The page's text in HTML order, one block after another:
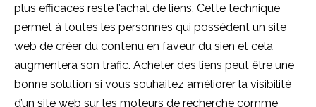
plus efficaces reste l’achat de liens. Cette technique
permet à toutes les personnes qui possèdent un site
web de créer du contenu en faveur du sien et cela
augmentera son trafic. Acheter des liens peut être une
bonne solution si vous souhaitez améliorer la visibilité
d’un site web sur les moteurs de recherche comme